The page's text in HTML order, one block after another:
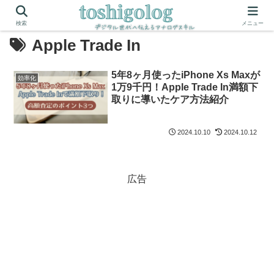
Apple Trade In
効率化
5年8ヶ月使ったiPhone Xs Maxが
1万9千円！Apple Trade In満額下
取りに導いたケア方法紹介
2024.10.10 2024.10.12
広告
検索 メニュー